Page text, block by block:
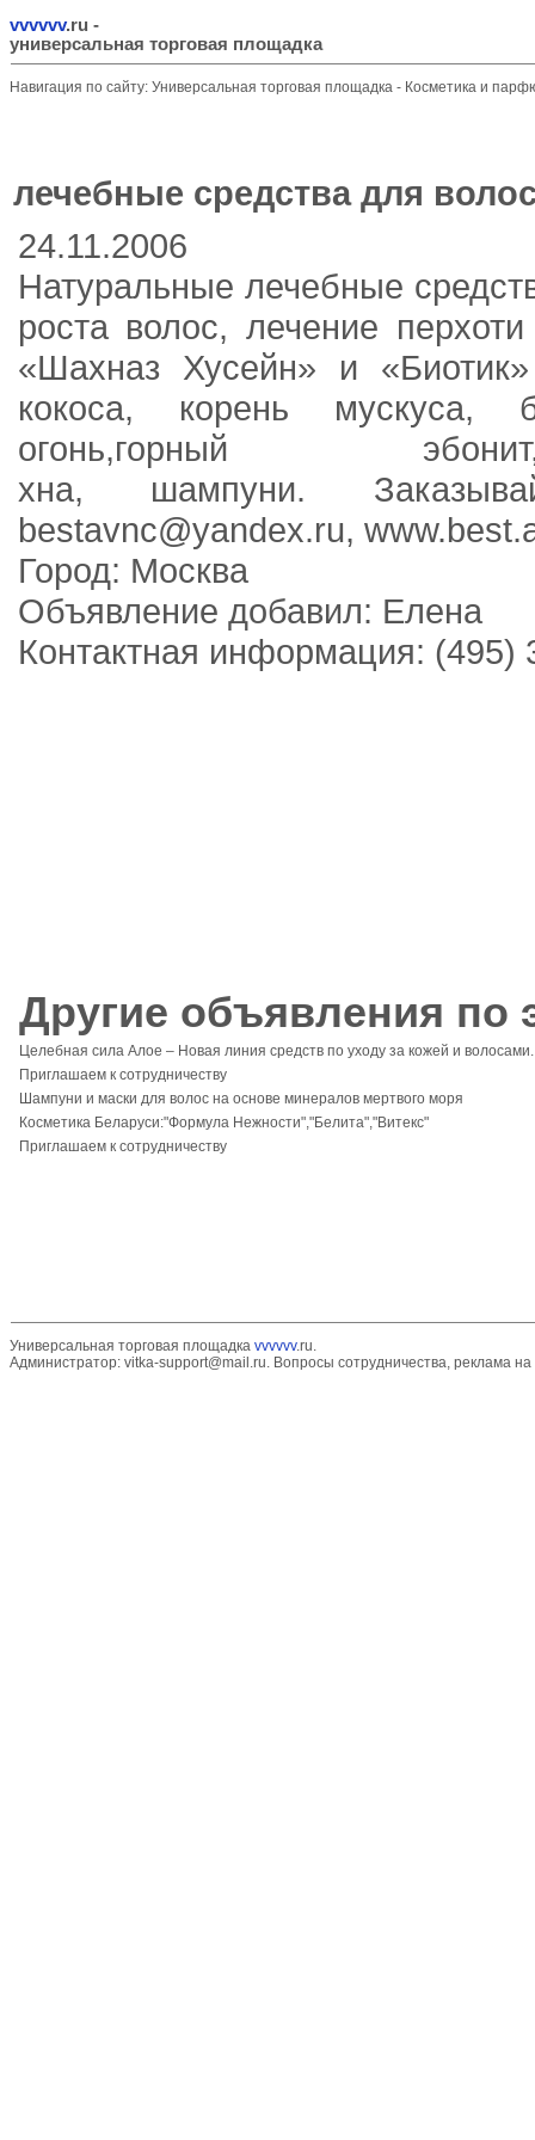
vvvvvv.ru -
универсальная торговая площадка
Навигация по сайту: Универсальная торговая площадка - Косметика и
лечебные средства для
24.11.2006
Натуральные лечебные
роста волос, лечение
«Шахназ Хусейн» и
кокоса, корень мускуса,
огонь,горный
хна, шампуни.
bestavnc@yandex.ru,
Город: Москва
Объявление добавил: Елена
Контактная информация: (495)
Другие объявления по
Целебная сила Алое – Новая линия средств по уходу за кожей и волосами.
Приглашаем к сотрудничеству
Шампуни и маски для волос на основе минералов мертвого моря
Косметика Беларуси:"Формула Нежности","Белита","Витекс"
Приглашаем к сотрудничеству
Универсальная торговая площадка vvvvvv.ru.
Администратор: vitka-support@mail.ru. Вопросы сотрудничества, реклама